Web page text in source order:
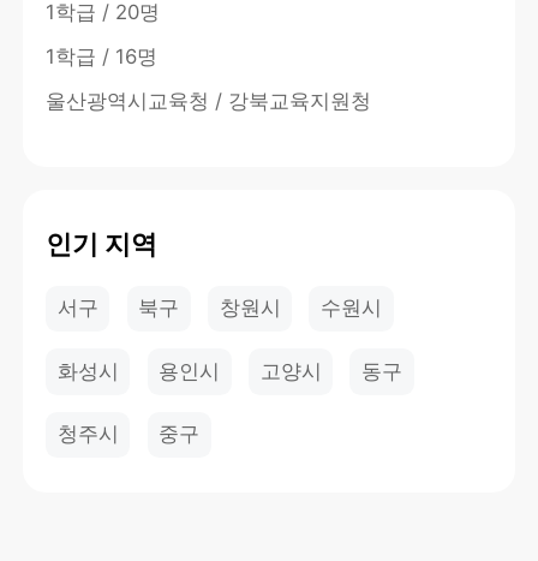
1학급 / 20명
1학급 / 16명
울산광역시교육청 / 강북교육지원청
인기 지역
서구 북구 창원시 수원시
화성시 용인시 고양시 동구
청주시 중구